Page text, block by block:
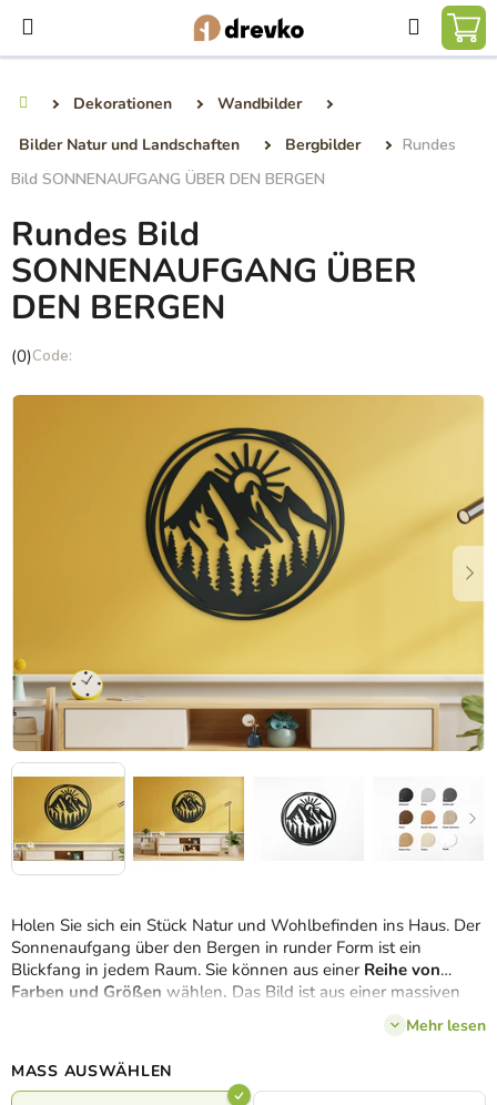
Inhalt
springen
Suchen
Dekorationen
Wandbilder
Bilder Natur und Landschaften
Bergbilder
Rundes
Bild SONNENAUFGANG ÜBER DEN BERGEN
Holen Sie sich ein Stück Natur und Wohlbefinden ins Haus. Der
Sonnenaufgang über den Bergen in runder Form ist ein
Blickfang in jedem Raum. Sie können aus einer Reihe von
Farben und Größen wählen. Das Bild ist aus einer massiven
HDF-Platte mit einer Stärke von 3 mm gefertigt. Machen Sie
Menschen mit diesem Holzbild.
Mehr lesen
MASS AUSWÄHLEN
Rundes Bild
SONNENAUFGANG ÜBER
DEN BERGEN
Die
Produktbewertung
(0)